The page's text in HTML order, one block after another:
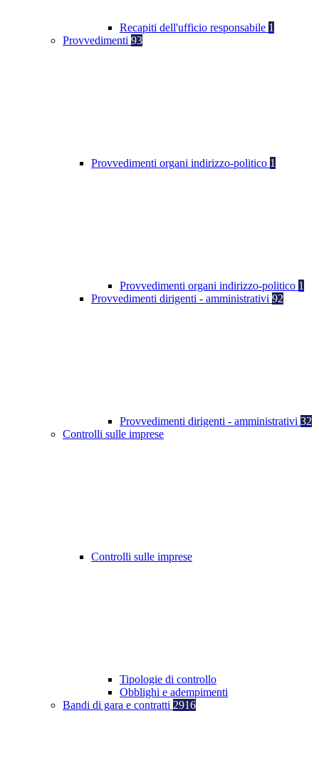
Recapiti dell'ufficio responsabile 1
Provvedimenti 93
Provvedimenti organi indirizzo-politico 1
Provvedimenti organi indirizzo-politico 1
Provvedimenti dirigenti - amministrativi 92
Provvedimenti dirigenti - amministrativi 32
Controlli sulle imprese
Controlli sulle imprese
Tipologie di controllo
Obblighi e adempimenti
Bandi di gara e contratti 2916